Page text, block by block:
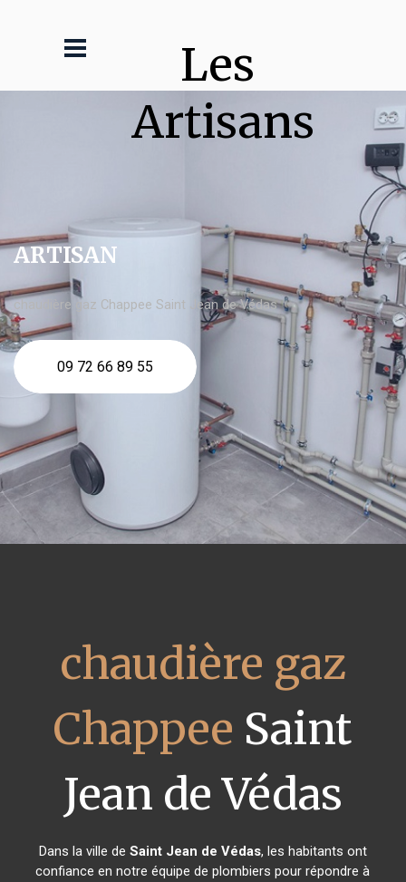
Les
Artisans
ARTISAN
chaudière gaz Chappee Saint Jean de Védas
09 72 66 89 55
chaudière gaz
Chappee Saint
Jean de Védas
Dans la ville de Saint Jean de Védas, les habitants ont
confiance en notre équipe de plombiers pour répondre à